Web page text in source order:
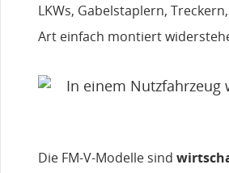
LKWs, Gabelstaplern,
Art einfach montiert
Die FM-V-Modelle sind